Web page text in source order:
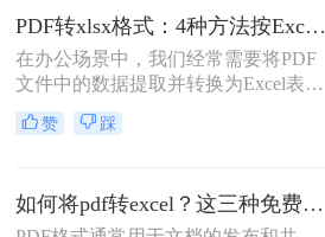
Excel表格则因其强大的数据处理能力
而受到广泛青睐。然而，有时我们可
能需要将PDF文件中的表格数据转换
为Excel表格以便进一步编辑和分析。
那么怎样把pdf转excel表格呢？本文将
介绍几种将PDF转换为Excel表格的方
PDF转xlsx格式：4种方法按Excel版本（2016/2019/365）兼容性选！
在办公场景中，我们经常需要将PDF
文件中的数据提取并转换为Excel表格
（即XLSX格式），以便进行数据分
析、处理或进一步应用。然而，PDF
文本格式那样直接。那么pdf怎么转换
赞 踩
如何将pdf转excel？这三种免费方法详解操作看看！